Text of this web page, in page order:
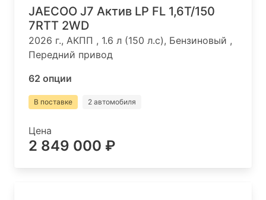
JAECOO J7 Актив LP FL 1,6T/150
7RTT 2WD
2026 г., АКПП , 1.6 л (150 л.с), Бензиновый ,
Передний привод
62 опции
В поставке 2 автомобиля
Цена
2 849 000 ₽